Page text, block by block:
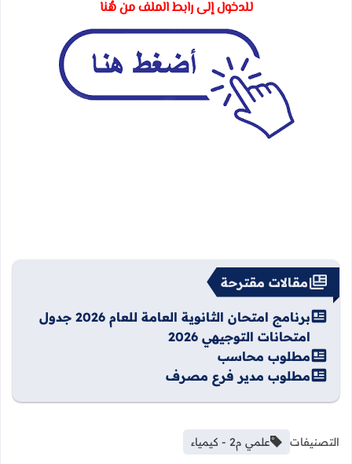
للدخول إلى رابط الملف من هُنا
مقالات مقترحة
برنامج امتحان الثانوية العامة للعام 2026 جدول
امتحانات التوجيهي 2026
مطلوب محاسب
مطلوب مدير فرع مصرف
التصنيفات علمي م2 - كيمياء